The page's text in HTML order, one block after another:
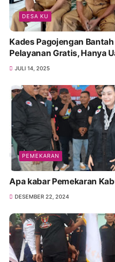
DESA KU
Kades Pagojengan
Pelayanan Gratis, Hanya
JULI 14, 2025
PEMEKARAN
Apa kabar Pemekaran
DESEMBER 22, 2024